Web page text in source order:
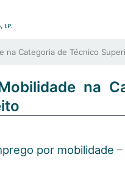
Categoria de Técnico
na
por mobilidade